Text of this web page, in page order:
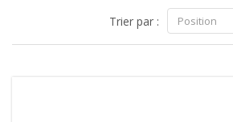
Trier par : Position